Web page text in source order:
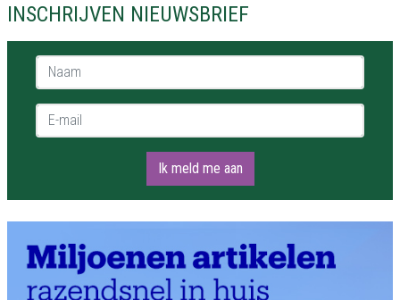
INSCHRIJVEN NIEUWSBRIEF
Naam *
E-mail *
Ik meld me aan